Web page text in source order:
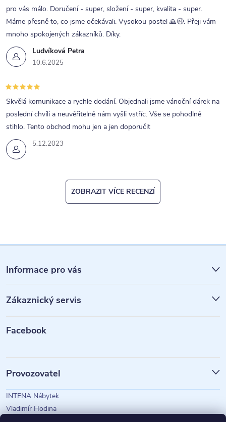
v
k
y
v
p
i
s
u
Ludvíková Petra
10.6.2025
pro vás málo. Doručení - super, složení - super, kvalita - super.
Máme přesně to, co jsme očekávali. Vysokou postel 🙏😉. Přeji vám
mnoho spokojených zákazníků. Díky.
5.12.2023
Skvělá komunikace a rychle dodání. Objednali jsme vánoční dárek na
poslední chvíli a neuvěřitelně nám vyšli vstříc. Vše se pohodlně
stihlo. Tento obchod mohu jen a jen doporučit
ZOBRAZIT VÍCE RECENZÍ
á
p
a
Informace pro vás
Zákaznický servis
Facebook
Provozovatel
INTENA Nábytek
Vladimír Hodina